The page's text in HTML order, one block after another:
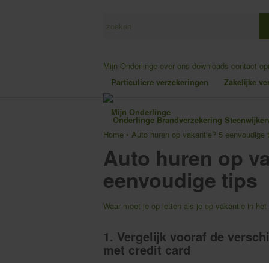
Mijn Onderlinge over ons downloads contact
Particuliere verzekeringen
Zakelijke
Mijn Onderlinge
Home • Auto huren op vakantie? 5 eenvoudige
Auto huren op
eenvoudige tips
Waar moet je op letten als je op vakantie in
1. Vergelijk vooraf de
met credit card